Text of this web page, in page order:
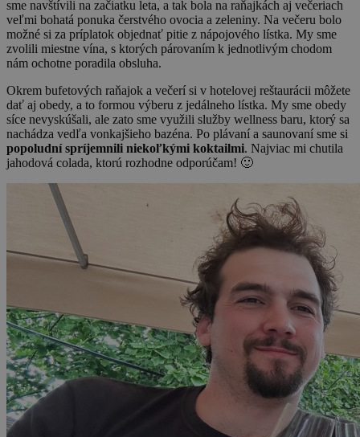
sme navštívili na začiatku leta, a tak bola na raňajkách aj večeriach
veľmi bohatá ponuka čerstvého ovocia a zeleniny. Na večeru bolo
možné si za príplatok objednať pitie z nápojového lístka. My sme
zvolili miestne vína, s ktorých párovaním k jednotlivým chodom
nám ochotne poradila obsluha.
Okrem bufetových raňajok a večerí si v hotelovej reštaurácii môžete
dať aj obedy, a to formou výberu z jedálneho lístka. My sme obedy
síce nevyskúšali, ale zato sme využili služby wellness baru, ktorý sa
nachádza vedľa vonkajšieho bazéna. Po plávaní a saunovaní sme si
popoludní spríjemnili niekoľkými koktailmi. Najviac mi chutila
jahodová colada, ktorú rozhodne odporúčam! 🙂